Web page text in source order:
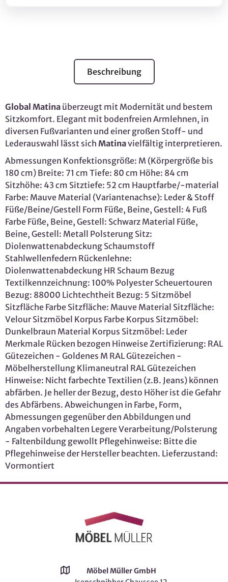
Beschreibung
Global Matina überzeugt mit Modernität und bestem
Sitzkomfort. Elegant mit bodenfreien Armlehnen, in
diversen Fußvarianten und einer großen Stoff- und
Lederauswahl lässt sich Matinavielfältig interpretieren.
Abmessungen Konfektionsgröße: M (Körpergröße bis
180 cm) Breite: 71 cm Tiefe: 80 cm Höhe: 84 cm
Sitzhöhe: 43 cm Sitztiefe: 52 cm Hauptfarbe/-material
Farbe: Mauve Material (Variantenachse): Leder & Stoff
Füße/Beine/Gestell Form Füße, Beine, Gestell: 4 Fuß
Farbe Füße, Beine, Gestell: Schwarz Material Füße,
Beine, Gestell: Metall Polsterung Sitz:
Diolenwattenabdeckung Schaumstoff
Stahlwellenfedern Rückenlehne:
Diolenwattenabdeckung HR Schaum Bezug
Textilkennzeichnung: 100% Polyester Scheuertouren
Bezug: 88000 Lichtechtheit Bezug: 5 Sitzmöbel
Sitzfläche Farbe Sitzfläche: Mauve Material Sitzfläche:
Velour Sitzmöbel Korpus Farbe Korpus Sitzmöbel:
Dunkelbraun Material Korpus Sitzmöbel: Leder
Merkmale Rücken bezogen Hinweise Zertifizierung: RAL
Gütezeichen - Goldenes M RAL Gütezeichen -
Möbelherstellung Klimaneutral RAL Gütezeichen
Hinweise: Nicht farbechte Textilien (z.B. Jeans) können
abfärben. Je heller der Bezug, desto Höher ist die Gefahr
des Abfärbens. Abweichungen in Farbe, Form,
Abmessungen gegenüber den Abbildungen und
Angaben vorbehalten Legere Verarbeitung/Polsterung
- Faltenbildung gewollt Pflegehinweise: Bitte die
Pflegehinweise der Hersteller beachten. Lieferzustand:
Vormontiert
Möbel Müller GmbH